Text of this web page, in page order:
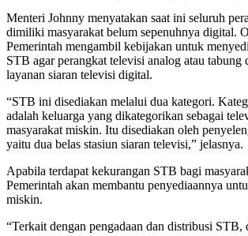
Menteri Johnny menyatakan saat ini seluruh
dimiliki masyarakat belum sepenuhnya digital.
Pemerintah mengambil kebijakan untuk
STB agar perangkat televisi analog atau tabung
layanan siaran televisi digital.
“STB ini disediakan melalui dua kategori.
adalah keluarga yang dikategorikan sebagai
masyarakat miskin. Itu disediakan oleh
yaitu dua belas stasiun siaran televisi,” jelasnya.
Apabila terdapat kekurangan STB bagi
Pemerintah akan membantu penyediaannya
miskin.
“Terkait dengan pengadaan dan distribusi STB,